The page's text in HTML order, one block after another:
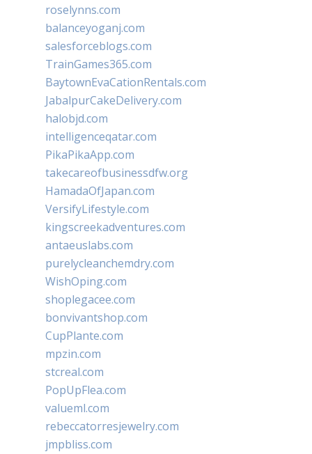
roselynns.com
balanceyoganj.com
salesforceblogs.com
TrainGames365.com
BaytownEvaCationRentals.com
JabalpurCakeDelivery.com
halobjd.com
intelligenceqatar.com
PikaPikaApp.com
takecareofbusinessdfw.org
HamadaOfJapan.com
VersifyLifestyle.com
kingscreekadventures.com
antaeuslabs.com
purelycleanchemdry.com
WishOping.com
shoplegacee.com
bonvivantshop.com
CupPlante.com
mpzin.com
stcreal.com
PopUpFlea.com
valueml.com
rebeccatorresjewelry.com
jmpbliss.com